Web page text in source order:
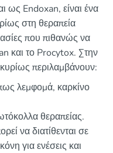
Endoxan, είναι ένα
στη θεραπεία
που πιθανώς να
και το Procytox. Στην
περιλαμβάνουν:
λεμφομά, καρκίνο
θεραπείας.
να διατίθενται σε
για ενέσεις και